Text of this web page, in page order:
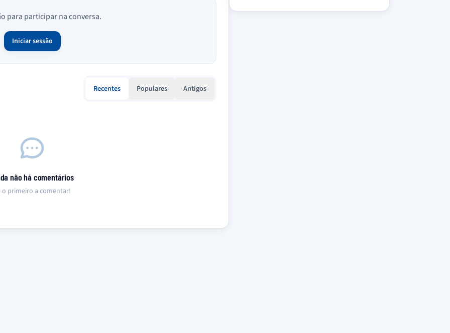
para participar na conversa.
Iniciar sessão
Recentes Populares Antigos
não há comentários
o primeiro a comentar!